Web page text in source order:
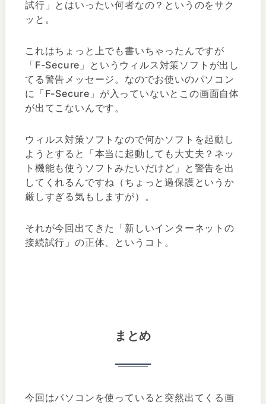
試行」とはいったい何者なの？というのをサク
ッと。
これはちょっと上でも書いちゃったんですが
「F-Secure」というウィルス対策ソフトが出し
てる警告メッセージ。なのでお使いのパソコン
に「F-Secure」が入っていないとこの画面自体
が出てこないんです。
ウィルス対策ソフトなので何かソフトを起動し
ようとすると「本当に起動しても大丈夫？ネッ
ト機能も使うソフトみたいだけど」と警告を出
してくれるんですね（ちょっと過保護というか
厳しすぎる気もしますが）。
それが今回出てきた「新しいインターネットの
接続試行」の正体、というコト。
まとめ
今回はパソコンを使っていると突然出てくる画